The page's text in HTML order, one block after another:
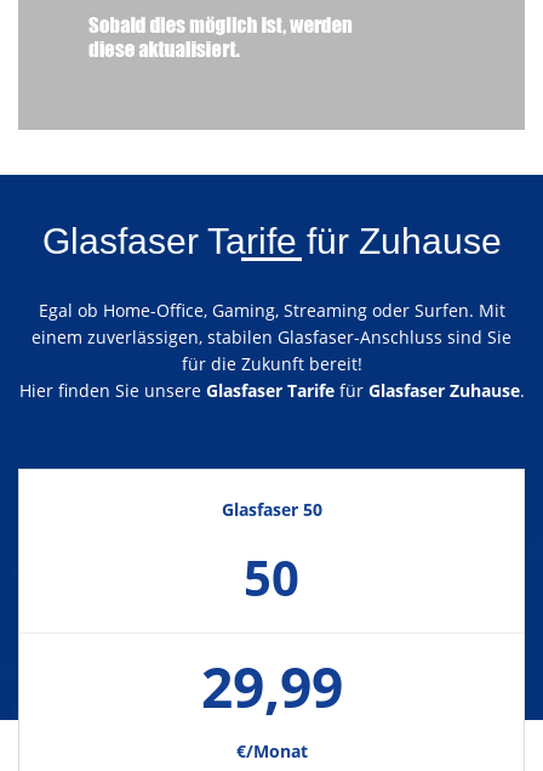
Glasfaser Tarife für Zuhause
Egal ob Home-Office, Gaming, Streaming oder Surfen. Mit
einem zuverlässigen, stabilen Glasfaser-Anschluss sind Sie
für die Zukunft bereit!
Hier finden Sie unsere Glasfaser Tarifefür Glasfaser Zuhause.
Glasfaser 50
50
29,99
€/Monat